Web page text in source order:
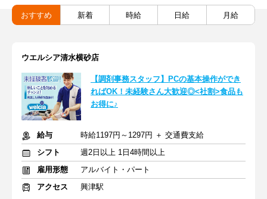
おすすめ 新着 時給 日給 月給
ウエルシア清水横砂店
【調剤事務スタッフ】PCの基本操作ができ
ればOK！未経験さん大歓迎◎<社割>食品も
お得に♪
給与
時給1197円～1297円 ＋ 交通費支給
シフト
週2日以上 1日4時間以上
雇用形態
アルバイト・パート
アクセス
興津駅